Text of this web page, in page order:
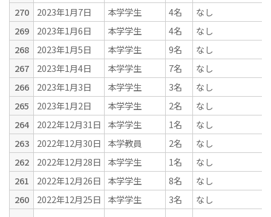
270
2023年1月7日 本学学生 4名
なし
269
2023年1月6日 本学学生 4名
なし
268
2023年1月5日 本学学生 9名
なし
267
2023年1月4日 本学学生 7名
なし
266
2023年1月3日 本学学生 3名
なし
265
2023年1月2日 本学学生 2名
なし
264
2022年12月31日 本学学生 1名
なし
263
2022年12月30日 本学教員 2名
なし
262
2022年12月28日 本学学生 1名
なし
261
2022年12月26日 本学学生 8名
なし
260
2022年12月25日 本学学生 3名 なし